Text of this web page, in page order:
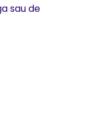
sau de